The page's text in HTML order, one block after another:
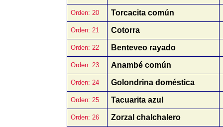
Orden: 20 Torcacita común
Orden: 21 Cotorra
Orden: 22 Benteveo rayado
Orden: 23 Anambé común
Orden: 24 Golondrina doméstica
Orden: 25 Tacuarita azul
Orden: 26 Zorzal chalchalero